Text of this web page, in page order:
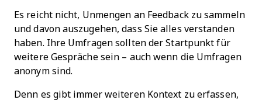
Es reicht nicht, Unmengen an Feedback zu sammeln
und davon auszugehen, dass Sie alles verstanden
haben. Ihre Umfragen sollten der Startpunkt für
weitere Gespräche sein – auch wenn die Umfragen
anonym sind.
Denn es gibt immer weiteren Kontext zu erfassen,